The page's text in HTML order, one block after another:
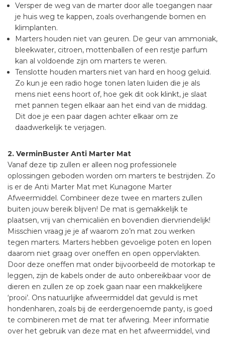
Versper de weg van de marter door alle toegangen naar
je huis weg te kappen, zoals overhangende bomen en
klimplanten.
Marters houden niet van geuren. De geur van ammoniak,
bleekwater, citroen, mottenballen of een restje parfum
kan al voldoende zijn om marters te weren.
Tenslotte houden marters niet van hard en hoog geluid.
Zo kun je een radio hoge tonen laten luiden die je als
mens niet eens hoort of, hoe gek dit ook klinkt, je slaat
met pannen tegen elkaar aan het eind van de middag.
Dit doe je een paar dagen achter elkaar om ze
daadwerkelijk te verjagen.
2. VerminBuster Anti Marter Mat
Vanaf deze tip zullen er alleen nog professionele
oplossingen geboden worden om marters te bestrijden. Zo
is er de Anti Marter Mat met Kunagone Marter
Afweermiddel. Combineer deze twee en marters zullen
buiten jouw bereik blijven! De mat is gemakkelijk te
plaatsen, vrij van chemicaliën en bovendien diervriendelijk!
Misschien vraag je je af waarom zo’n mat zou werken
tegen marters. Marters hebben gevoelige poten en lopen
daarom niet graag over oneffen en open oppervlakten.
Door deze oneffen mat onder bijvoorbeeld de motorkap te
leggen, zijn de kabels onder de auto onbereikbaar voor de
dieren en zullen ze op zoek gaan naar een makkelijkere
‘prooi’. Ons natuurlijke afweermiddel dat gevuld is met
hondenharen, zoals bij de eerdergenoemde panty, is goed
te combineren met de mat ter afwering. Meer informatie
over het gebruik van deze mat en het afweermiddel, vind